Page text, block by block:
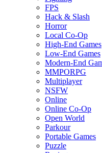
FPS
Hack & Slash
Horror
Local Co-Op
High-End Games
Low-End Games
Modern-End
MMPORPG
Multiplayer
NSFW
Online
Online Co-Op
Open World
Parkour
Portable Games
Puzzle